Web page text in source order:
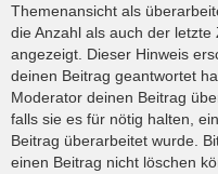
Themenansicht als
die Anzahl als auch der
angezeigt. Dieser Hinweis
deinen Beitrag geantwortet
Moderator deinen Beitrag
falls sie es für nötig halten,
Beitrag überarbeitet wurde.
einen Beitrag nicht löschen